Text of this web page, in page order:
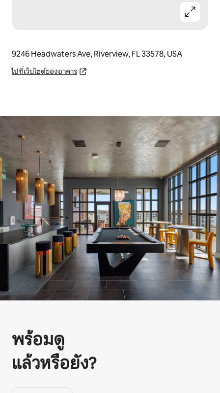
9246 Headwaters Ave, Riverview, FL 33578, USA
ไปที่เว็บไซต์ของอาคาร
พร้อมดู
แล้วหรือยัง?